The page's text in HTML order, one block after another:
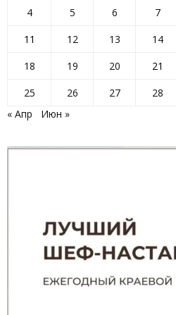
4
5 6 7
11
12 13 14
18
19 20 21
25
26 27 28
« Апр
Июн »